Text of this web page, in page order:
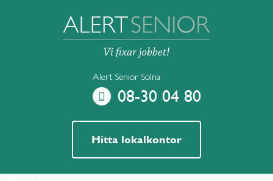
Alert Senior Solna
08-30 04 80
Hitta lokalkontor